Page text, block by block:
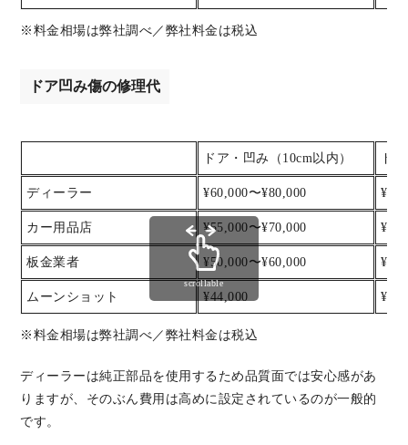
※料金相場は弊社調べ／弊社料金は税込
ドア凹み傷の修理代
ドア・凹み（10cm以内） ド
ディーラー ¥60,000〜¥80,000
カー用品店 ¥55,000〜¥70,000
板金業者 ¥50,000〜¥60,000
ムーンショット ¥44,000
※料金相場は弊社調べ／弊社料金は税込
scrollable
ディーラーは純正部品を使用するため品質面では安心感があ
りますが、そのぶん費用は高めに設定されているのが一般的
です。